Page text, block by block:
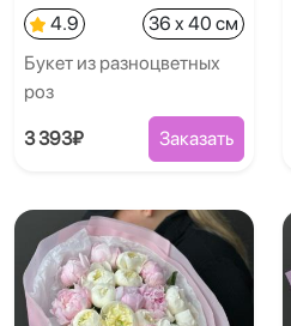
4.9
36 x 40 см
Букет из разноцветных
роз
3 393₽ Заказать